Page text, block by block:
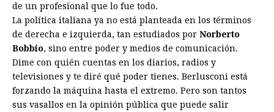
de un profesional que lo fue todo.
La política italiana ya no está planteada en los términos
de derecha e izquierda, tan estudiados por Norberto
Bobbio, sino entre poder y medios de comunicación.
Dime con quién cuentas en los diarios, radios y
televisiones y te diré qué poder tienes. Berlusconi está
forzando la máquina hasta el extremo. Pero son tantos
sus vasallos en la opinión pública que puede salir